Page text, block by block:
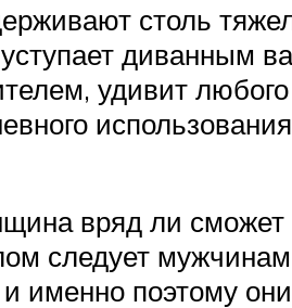
столь
диванным
удивит любого
вряд ли сможет
следует
именно поэтому они